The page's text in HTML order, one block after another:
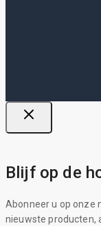
Blijf op de
Abonneer u op onze
nieuwste producten,